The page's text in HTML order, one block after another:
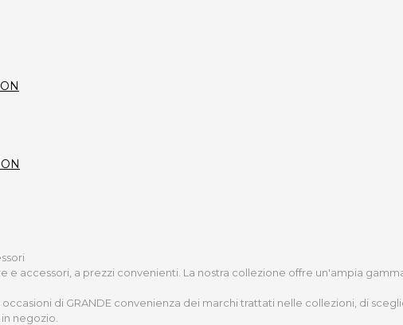
accessori, a prezzi convenienti. La nostra collezione offre un'ampia
di GRANDE convenienza dei marchi trattati nelle collezioni, di
negozio.